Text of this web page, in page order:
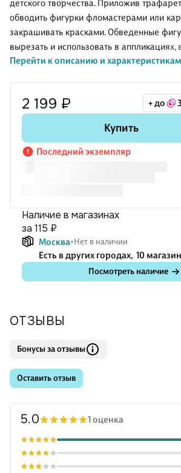
детского творчества. Приложив
обводить фигурки фломастерами или
закрашивать красками. Обведенные
вырезать и использовать в аппликациях,
различных поделок, скрапбукинге.
Перейти к описанию и характеристикам
2 199 ₽ + до
Купить
Последний экземпляр
Наличие в магазинах
за 115 ₽
Москва Нет в наличии
Есть в других городах, 10
Посмотреть наличие
ОТЗЫВЫ
Бонусы за отзывы
Оставить отзыв
5.0 1 оценка